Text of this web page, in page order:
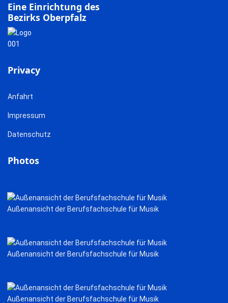
Eine Einrichtung des
Bezirks Oberpfalz
Privacy
Anfahrt
Impressum
Datenschutz
Photos
Außenansicht der Berufsfachschule für Musik
Außenansicht der Berufsfachschule für Musik
Außenansicht der Berufsfachschule für Musik